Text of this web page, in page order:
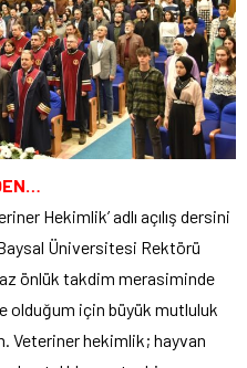
Hekimlik’ adlı açılış dersini
Üniversitesi Rektörü
önlük takdim merasiminde
olduğum için büyük mutluluk
Veteriner hekimlik; hayvan